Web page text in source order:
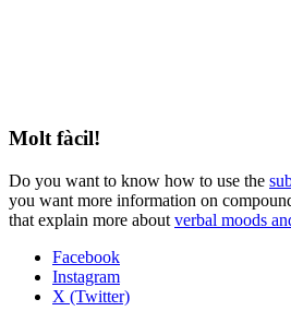
Molt fàcil!
Do you want to know how to use the
you want more information on
that explain more about verbal moods
Facebook
Instagram
X (Twitter)